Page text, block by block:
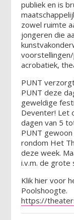
publiek en is
zowel ruimte
jongeren die
acrobatiek,
PUNT
PUNT deze
geweldige
Deventer! Let
dagen van 5
PUNT
rondom Het
deze week.
i.v.m. de grote
Klik hier voor
Poolshoogte.
https://